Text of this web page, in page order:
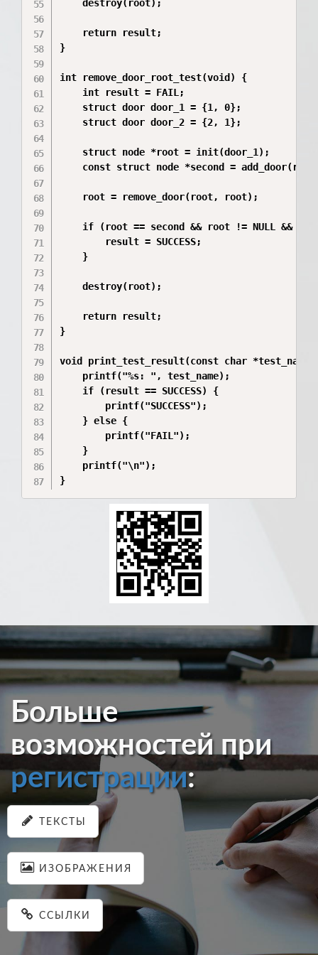
    destroy(root);
    return result;
}
int remove_door_root_test(void) {
    int result = FAIL;
    struct door door_1 = {1, 0};
    struct door door_2 = {2, 1};
    struct node *root = init(door_1);
const struct node *second =
    root = remove_door(root, root);
if (root == second && root != NULL &&
        result = SUCCESS;
    }
    destroy(root);
    return result;
}
void print_test_result(const char
    printf("%s: ", test_name);
    if (result == SUCCESS) {
        printf("SUCCESS");
    } else {
        printf("FAIL");
    }
    printf("\n");
}
Больше
возможностей при
регистрации:
ТЕКСТЫ
ИЗОБРАЖЕНИЯ
ССЫЛКИ